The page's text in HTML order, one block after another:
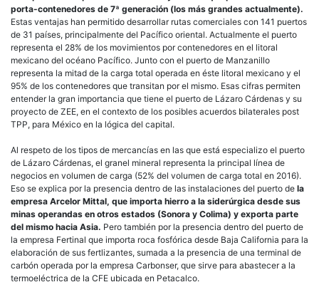
porta-contenedores de 7ª generación (los más grandes actualmente).
Estas ventajas han permitido desarrollar rutas comerciales con 141 puertos
de 31 países, principalmente del Pacífico oriental. Actualmente el puerto
representa el 28% de los movimientos por contenedores en el litoral
mexicano del océano Pacífico. Junto con el puerto de Manzanillo
representa la mitad de la carga total operada en éste litoral mexicano y el
95% de los contenedores que transitan por el mismo. Esas cifras permiten
entender la gran importancia que tiene el puerto de Lázaro Cárdenas y su
proyecto de ZEE, en el contexto de los posibles acuerdos bilaterales post
TPP, para México en la lógica del capital.
Al respeto de los tipos de mercancías en las que está especializo el puerto
de Lázaro Cárdenas, el granel mineral representa la principal línea de
negocios en volumen de carga (52% del volumen de carga total en 2016).
Eso se explica por la presencia dentro de las instalaciones del puerto de la
empresa Arcelor Mittal, que importa hierro a la siderúrgica desde sus
minas operandas en otros estados (Sonora y Colima) y exporta parte
del mismo hacia Asia. Pero también por la presencia dentro del puerto de
la empresa Fertinal que importa roca fosfórica desde Baja California para la
elaboración de sus fertlizantes, sumada a la presencia de una terminal de
carbón operada por la empresa Carbonser, que sirve para abastecer a la
termoeléctrica de la CFE ubicada en Petacalco.